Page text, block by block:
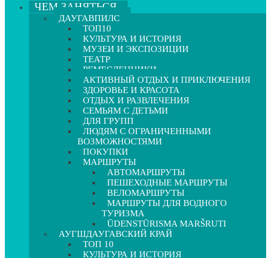
ЧЕМ ЗАНЯТЬСЯ
ДАУГАВПИЛС
ТОП10
КУЛЬТУРА И ИСТОРИЯ
МУЗЕИ И ЭКСПОЗИЦИИ
ТЕАТР
РЕМЕСЛЕННИКИ
АКТИВНЫЙ ОТДЫХ И ПРИКЛЮЧЕНИЯ
ЗДОРОВЬЕ И КРАСОТА
ОТДЫХ И РАЗВЛЕЧЕНИЯ
СЕМЬЯМ С ДЕТЬМИ
ДЛЯ ГРУПП
ЛЮДЯМ С ОГРАНИЧЕННЫМИ
ВОЗМОЖНОСТЯМИ
ПОКУПКИ
МАРШРУТЫ
АВТОМАРШРУТЫ
ПЕШЕХОДНЫЕ МАРШРУТЫ
ВЕЛОМАРШРУТЫ
МАРШРУТЫ ДЛЯ ВОДНОГО
ТУРИЗМА
ŪDENSTŪRISMA MARŠRUTI
АУГШДАУГАВСКИЙ КРАЙ
ТОП 10
КУЛЬТУРА И ИСТОРИЯ